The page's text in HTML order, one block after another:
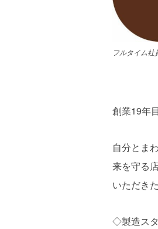
フルタイム
創業19年
自分とま
来を守る
いただき
◇製造スタ